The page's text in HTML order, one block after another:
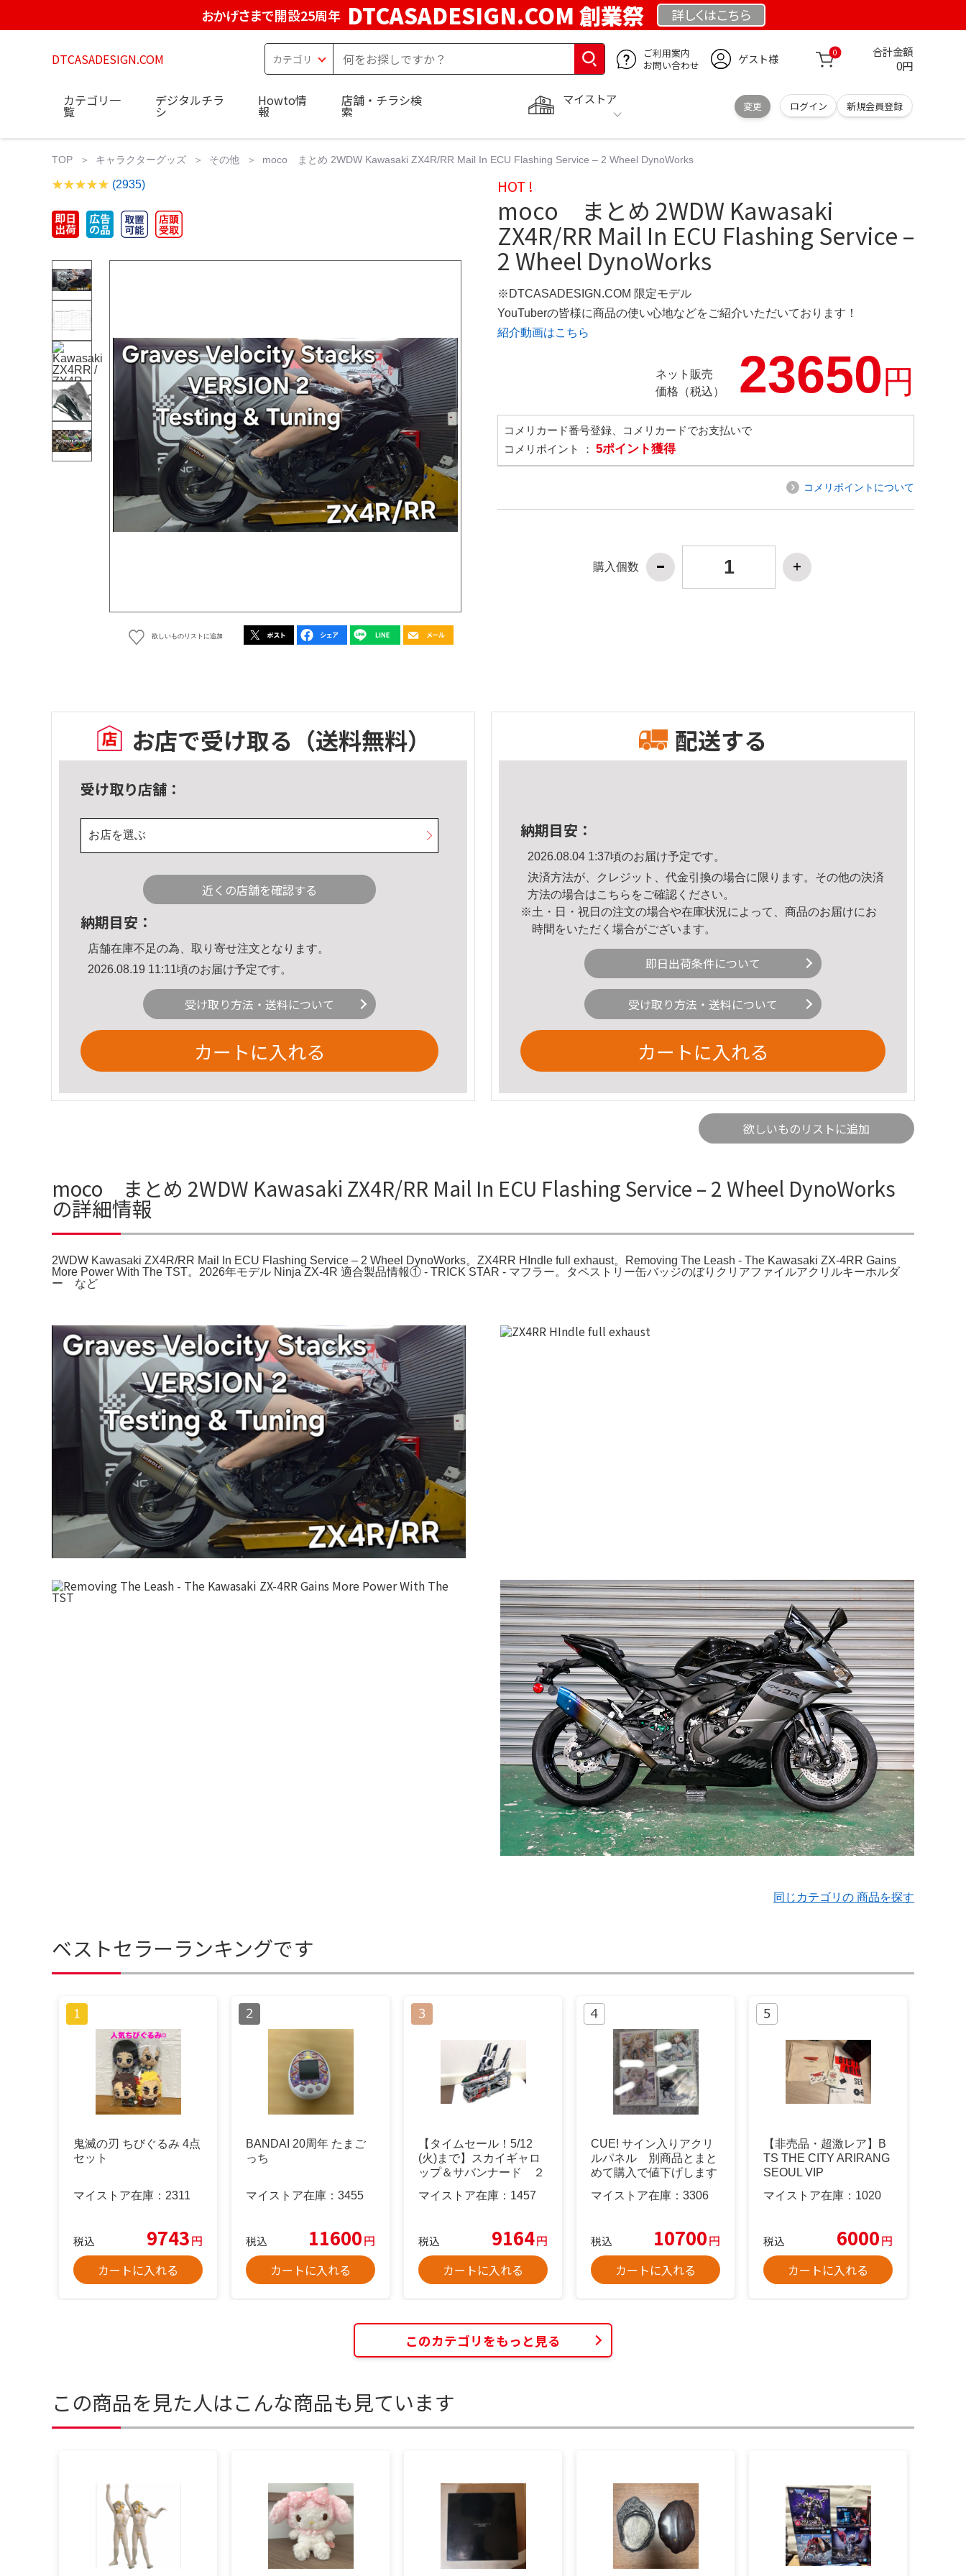
おかげさまで開設25周年 DTCASADESIGN.COM 創業祭 詳しくはこちら
DTCASADESIGN.COM
ご利用案内
お問い合わせ
ゲスト様 0 合計金額
0円
マイストア
変更 ログイン 新規会員登録
カテゴリ一
覧
デジタルチラ
シ
Howto情
報
店舗・チラシ検
索
TOP キャラクターグッズ その他 moco まとめ 2WDW Kawasaki ZX4R/RR Mail In ECU Flashing Service – 2 Wheel DynoWorks
(2935)
欲しいものリストに追加
HOT !
moco まとめ 2WDW Kawasaki
ZX4R/RR Mail In ECU Flashing Service –
2 Wheel DynoWorks
※DTCASADESIGN.COM 限定モデル
YouTuberの皆様に商品の使い心地などをご紹介いただいております！
紹介動画はこちら
ネット販売
価格（税込）
23650円
コメリカード番号登録、コメリカードでお支払いで
コメリポイント ： 5ポイント獲得
コメリポイントについて
購入個数
お店で受け取る （送料無料）
受け取り店舗：
お店を選ぶ
近くの店舗を確認する
納期目安：
店舗在庫不足の為、取り寄せ注文となります。
2026.08.19 11:11頃のお届け予定です。
受け取り方法・送料について
カートに入れる
配送する
納期目安：
2026.08.04 1:37頃のお届け予定です。
決済方法が、クレジット、代金引換の場合に限ります。その他の決済
方法の場合はこちら をご確認ください。
※土・日・祝日の注文の場合や在庫状況によって、商品のお届けにお
時間をいただく場合がございます。
即日出荷条件について
受け取り方法・送料について
カートに入れる
欲しいものリストに追加
moco まとめ 2WDW Kawasaki ZX4R/RR Mail In ECU Flashing Service – 2 Wheel DynoWorks
の詳細情報
2WDW Kawasaki ZX4R/RR Mail In ECU Flashing Service – 2 Wheel DynoWorks。ZX4RR HIndle full exhaust。Removing The Leash - The Kawasaki ZX-4RR Gains
More Power With The TST。2026年モデル Ninja ZX-4R 適合製品情報① - TRICK STAR - マフラー。タペストリー缶バッジのぼりクリアファイルアクリルキーホルダ
ー など
同じカテゴリの 商品を探す
ベストセラーランキングです
鬼滅の刃 ちびぐるみ 4点
セット
マイストア在庫： 2311
税込 9743円
カートに入れる
BANDAI 20周年 たまご
っち
マイストア在庫： 3455
税込 11600円
カートに入れる
【タイムセール！5/12
(火)まで】スカイギャロ
ップ＆サバンナード ２
マイストア在庫： 1457
税込 9164円
カートに入れる
CUE! サイン入りアクリ
ルパネル 別商品とまと
めて購入で値下げします
マイストア在庫： 3306
税込 10700円
カートに入れる
【非売品・超激レア】B
TS THE CITY ARIRANG
SEOUL VIP
マイストア在庫： 1020
税込 6000円
カートに入れる
このカテゴリをもっと見る
この商品を見た人はこんな商品も見ています